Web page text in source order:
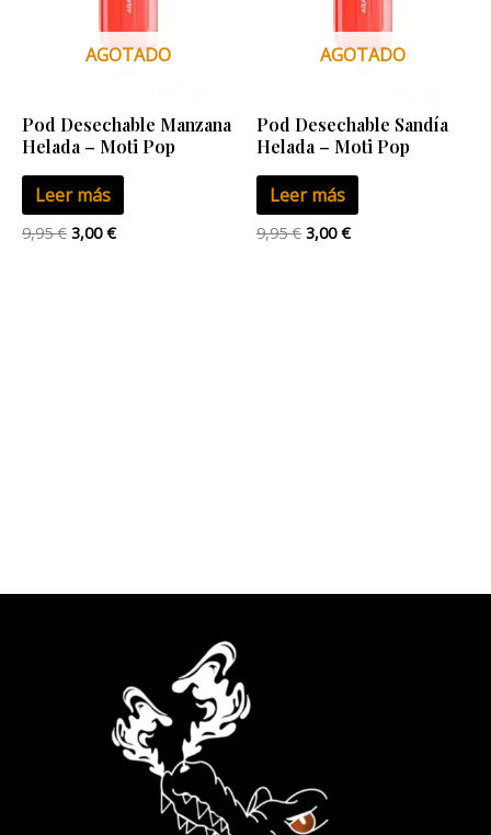
AGOTADO
Pod Desechable Manzana
Helada – Moti Pop
Leer más
9,95€ 3,00€
AGOTADO
Pod Desechable Sandía
Helada – Moti Pop
Leer más
9,95€ 3,00€